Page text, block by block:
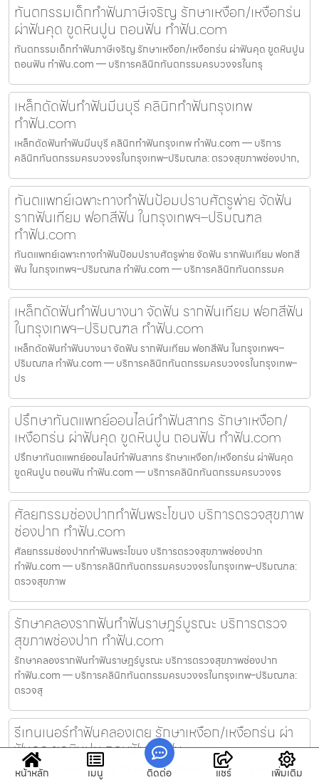
ทันตกรรมเด็กทำฟันภาษีเจริญ รักษาเหงือก/เหงือกร่น
ผ่าฟันคุด ขูดหินปูน ถอนฟัน ทำฟัน.com
ทันตกรรมเด็กทำฟันภาษีเจริญ รักษาเหงือก/เหงือกร่น ผ่าฟันคุด ขูดหินปูน
ถอนฟัน ทำฟัน.com — บริการคลินิกทันตกรรมครบวงจรในกรุ
เหล็กดัดฟันทำฟันมีนบุรี คลินิกทำฟันกรุงเทพ
ทำฟัน.com
เหล็กดัดฟันทำฟันมีนบุรี คลินิกทำฟันกรุงเทพ ทำฟัน.com — บริการ
คลินิกทันตกรรมครบวงจรในกรุงเทพ–ปริมณฑล: ตรวจสุขภาพช่องปาก,
ทันตแพทย์เฉพาะทางทำฟันป้อมปราบศัตรูพ่าย จัดฟัน
รากฟันเทียม ฟอกสีฟัน ในกรุงเทพฯ–ปริมณฑล
ทำฟัน.com
ทันตแพทย์เฉพาะทางทำฟันป้อมปราบศัตรูพ่าย จัดฟัน รากฟันเทียม ฟอกสี
ฟัน ในกรุงเทพฯ–ปริมณฑล ทำฟัน.com — บริการคลินิกทันตกรรมค
เหล็กดัดฟันทำฟันบางนา จัดฟัน รากฟันเทียม ฟอกสีฟัน
ในกรุงเทพฯ–ปริมณฑล ทำฟัน.com
เหล็กดัดฟันทำฟันบางนา จัดฟัน รากฟันเทียม ฟอกสีฟัน ในกรุงเทพฯ–
ปริมณฑล ทำฟัน.com — บริการคลินิกทันตกรรมครบวงจรในกรุงเทพ–
ปร
ปรึกษาทันตแพทย์ออนไลน์ทำฟันสาทร รักษาเหงือก/
เหงือกร่น ผ่าฟันคุด ขูดหินปูน ถอนฟัน ทำฟัน.com
ปรึกษาทันตแพทย์ออนไลน์ทำฟันสาทร รักษาเหงือก/เหงือกร่น ผ่าฟันคุด
ขูดหินปูน ถอนฟัน ทำฟัน.com — บริการคลินิกทันตกรรมครบวงจร
ศัลยกรรมช่องปากทำฟันพระโขนง บริการตรวจสุขภาพ
ช่องปาก ทำฟัน.com
ศัลยกรรมช่องปากทำฟันพระโขนง บริการตรวจสุขภาพช่องปาก
ทำฟัน.com — บริการคลินิกทันตกรรมครบวงจรในกรุงเทพ–ปริมณฑล:
ตรวจสุขภาพ
รักษาคลองรากฟันทำฟันราษฎร์บูรณะ บริการตรวจ
สุขภาพช่องปาก ทำฟัน.com
รักษาคลองรากฟันทำฟันราษฎร์บูรณะ บริการตรวจสุขภาพช่องปาก
ทำฟัน.com — บริการคลินิกทันตกรรมครบวงจรในกรุงเทพ–ปริมณฑล:
ตรวจสุ
รีเทนเนอร์ทำฟันคลองเตย รักษาเหงือก/เหงือกร่น ผ่า
ฟันคุด ขูดหินปูน ถอนฟัน ทำฟัน.com
รีเทนเนอร์ทำฟันคลองเตย รักษาเหงือก/เหงือกร่น ผ่าฟันคุด ขูดหินปูน
หน้าหลัก เมนู ติดต่อ แชร์ เพิ่มเติม